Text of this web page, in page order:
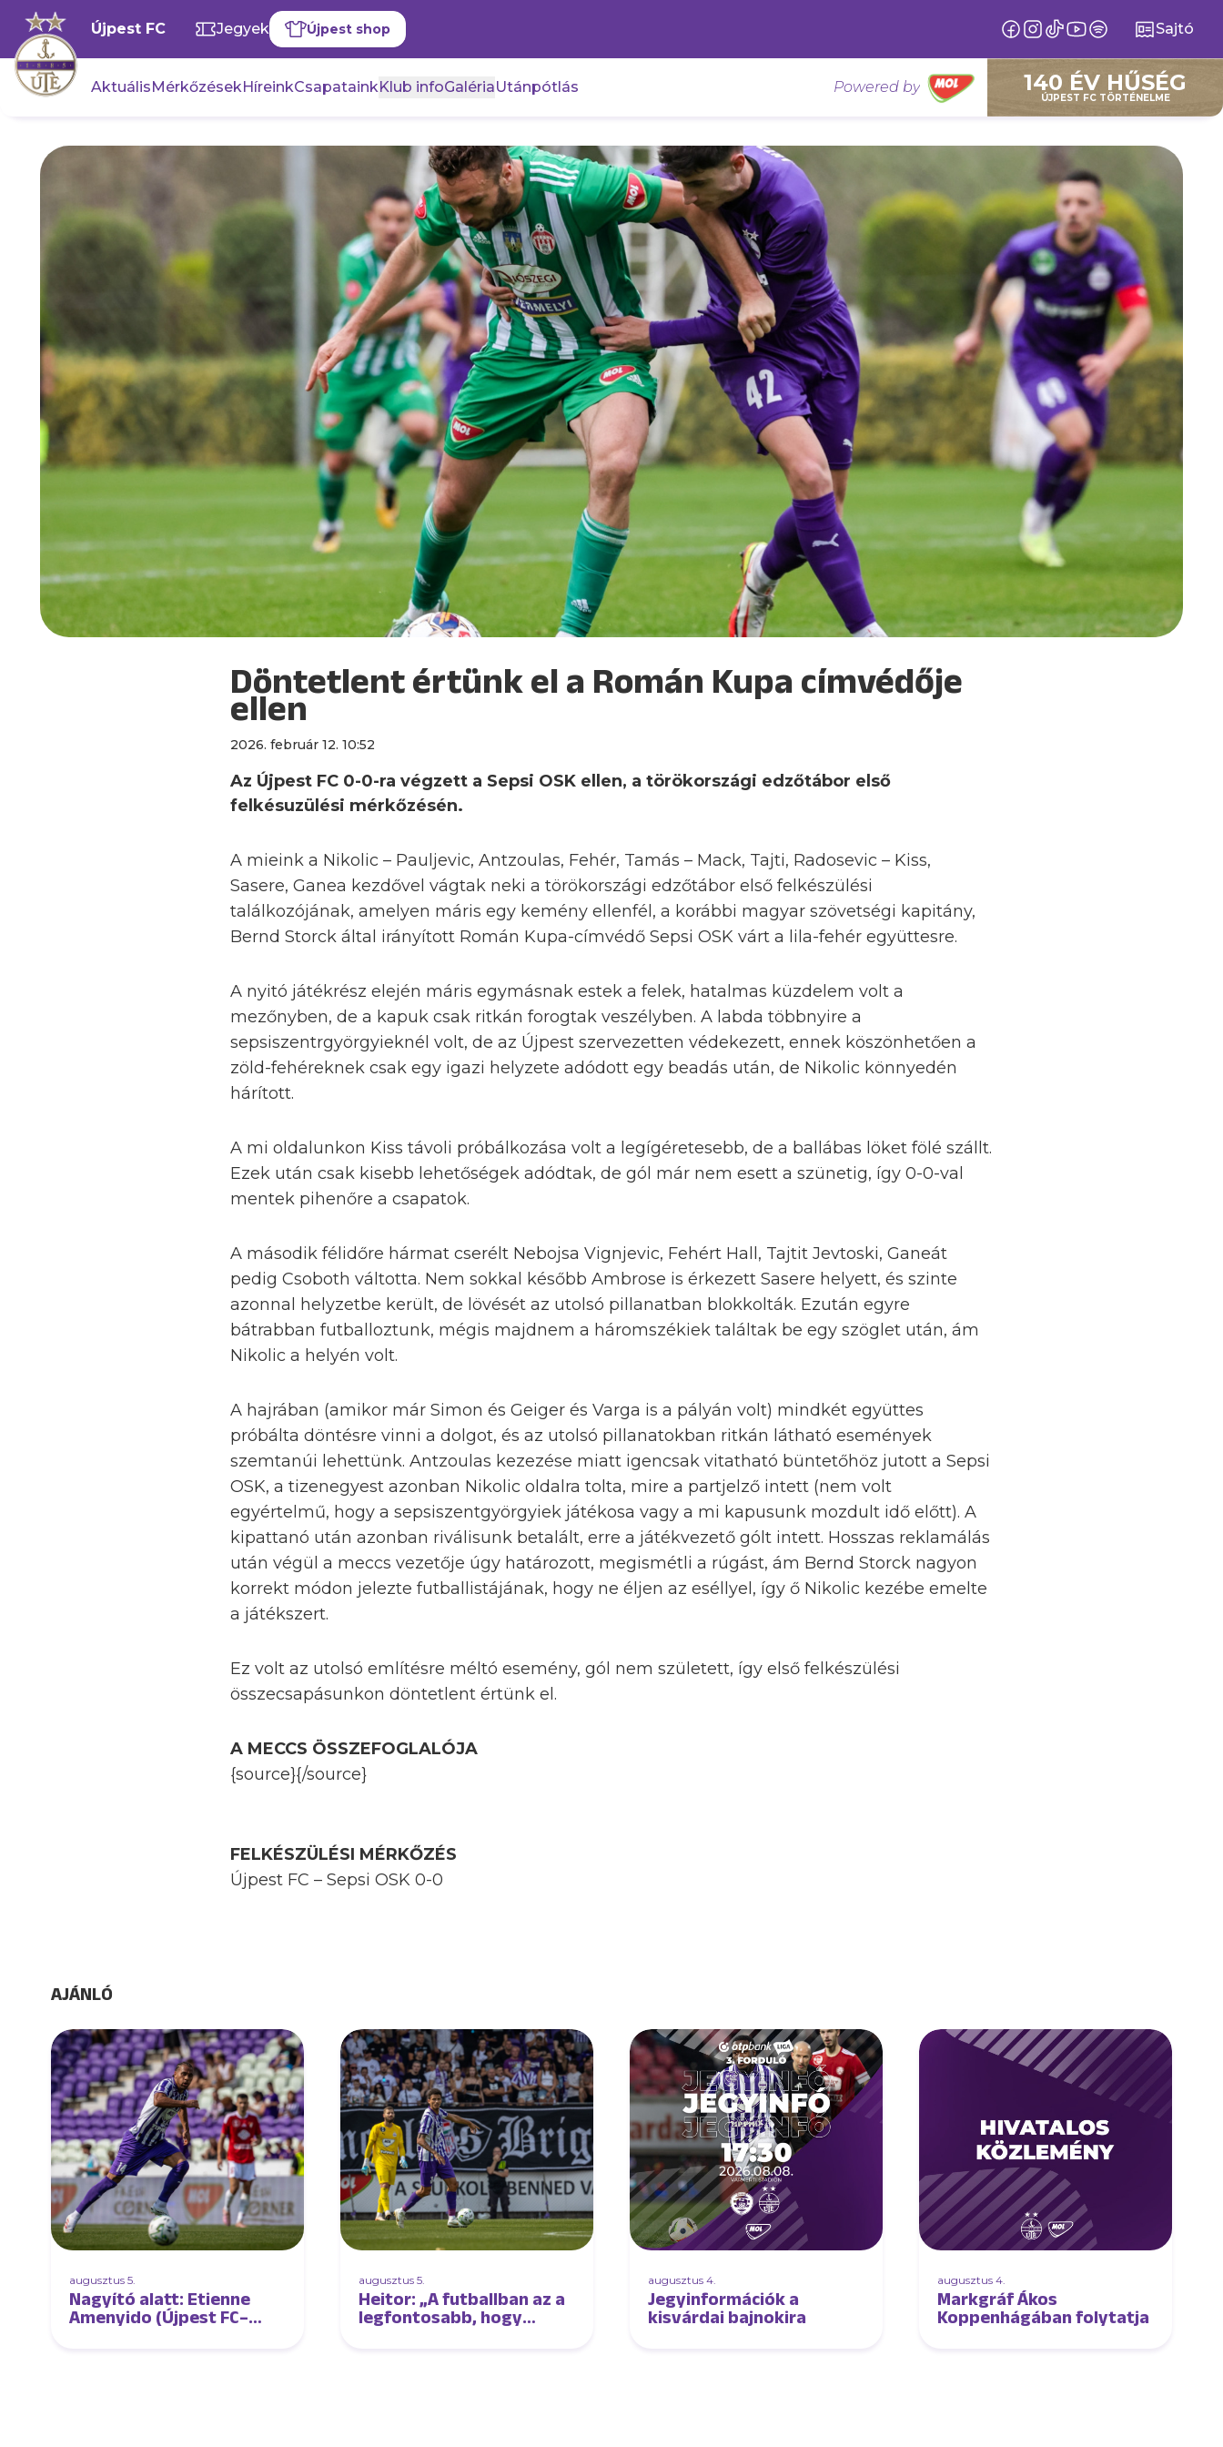
Újpest FC Jegyek Újpest shop Sajtó
AktuálisMérkőzésekHíreinkCsapatainkKlub infoGalériaUtánpótlás Powered by 140 ÉV HŰSÉG
ÚJPEST FC TÖRTÉNELME
Döntetlent értünk el a Román Kupa címvédője
ellen
2026. február 12. 10:52
Az Újpest FC 0-0-ra végzett a Sepsi OSK ellen, a törökországi edzőtábor első
felkésuzülési mérkőzésén.
A mieink a Nikolic – Pauljevic, Antzoulas, Fehér, Tamás – Mack, Tajti, Radosevic – Kiss,
Sasere, Ganea kezdővel vágtak neki a törökországi edzőtábor első felkészülési
találkozójának, amelyen máris egy kemény ellenfél, a korábbi magyar szövetségi kapitány,
Bernd Storck által irányított Román Kupa-címvédő Sepsi OSK várt a lila-fehér együttesre.
A nyitó játékrész elején máris egymásnak estek a felek, hatalmas küzdelem volt a
mezőnyben, de a kapuk csak ritkán forogtak veszélyben. A labda többnyire a
sepsiszentrgyörgyieknél volt, de az Újpest szervezetten védekezett, ennek köszönhetően a
zöld-fehéreknek csak egy igazi helyzete adódott egy beadás után, de Nikolic könnyedén
hárított.
A mi oldalunkon Kiss távoli próbálkozása volt a legígéretesebb, de a ballábas löket fölé szállt.
Ezek után csak kisebb lehetőségek adódtak, de gól már nem esett a szünetig, így 0-0-val
mentek pihenőre a csapatok.
A második félidőre hármat cserélt Nebojsa Vignjevic, Fehért Hall, Tajtit Jevtoski, Ganeát
pedig Csoboth váltotta. Nem sokkal később Ambrose is érkezett Sasere helyett, és szinte
azonnal helyzetbe került, de lövését az utolsó pillanatban blokkolták. Ezután egyre
bátrabban futballoztunk, mégis majdnem a háromszékiek találtak be egy szöglet után, ám
Nikolic a helyén volt.
A hajrában (amikor már Simon és Geiger és Varga is a pályán volt) mindkét együttes
próbálta döntésre vinni a dolgot, és az utolsó pillanatokban ritkán látható események
szemtanúi lehettünk. Antzoulas kezezése miatt igencsak vitatható büntetőhöz jutott a Sepsi
OSK, a tizenegyest azonban Nikolic oldalra tolta, mire a partjelző intett (nem volt
egyértelmű, hogy a sepsiszentgyörgyiek játékosa vagy a mi kapusunk mozdult idő előtt). A
kipattanó után azonban riválisunk betalált, erre a játékvezető gólt intett. Hosszas reklamálás
után végül a meccs vezetője úgy határozott, megismétli a rúgást, ám Bernd Storck nagyon
korrekt módon jelezte futballistájának, hogy ne éljen az eséllyel, így ő Nikolic kezébe emelte
a játékszert.
Ez volt az utolsó említésre méltó esemény, gól nem született, így első felkészülési
összecsapásunkon döntetlent értünk el.
A MECCS ÖSSZEFOGLALÓJA
{source}{/source}
FELKÉSZÜLÉSI MÉRKŐZÉS
Újpest FC – Sepsi OSK 0-0
AJÁNLÓ
augusztus 5.
Nagyító alatt: Etienne
Amenyido (Újpest FC–
augusztus 5.
Heitor: „A futballban az a
legfontosabb, hogy
augusztus 4.
Jegyinformációk a
kisvárdai bajnokira
augusztus 4.
Markgráf Ákos
Koppenhágában folytatja